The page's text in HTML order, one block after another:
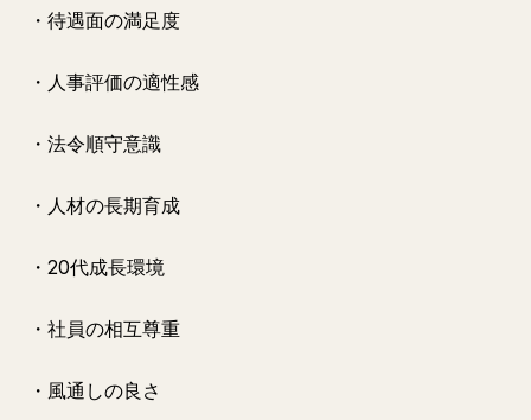
・待遇面の満足度
・人事評価の適性感
・法令順守意識
・人材の長期育成
・20代成長環境
・社員の相互尊重
・風通しの良さ